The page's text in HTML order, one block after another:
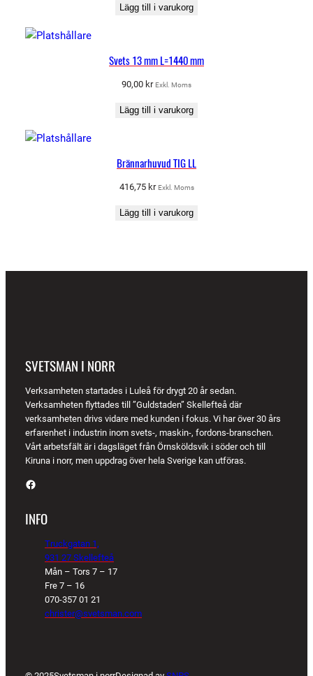
Lägg till i varukorg
Svets 13 mm L=1440 mm
90,00 kr Exkl. Moms
Lägg till i varukorg
Brännarhuvud TIG LL
416,75 kr Exkl. Moms
Lägg till i varukorg
SVETSMAN I NORR
Verksamheten startades i Luleå för drygt 20 år sedan.
Verksamheten flyttades till ”Guldstaden” Skellefteå där
verksamheten drivs vidare med kunden i fokus. Vi har över 30 års
erfarenhet i industrin inom svets-, maskin-, fordons-branschen.
Vårt arbetsfält är i dagsläget från Örnsköldsvik i söder och till
Kiruna i norr, men uppdrag över hela Sverige kan utföras.
Facebook
INFO
Truckgatan 1,
931 27 Skellefteå
Mån – Tors 7 – 17
Fre 7 – 16
070-357 01 21
christer@svetsman.com